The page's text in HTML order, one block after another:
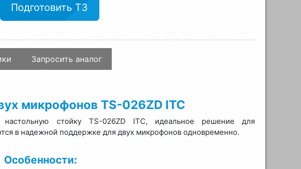
Подготовить ТЗ
Запросить аналог
микрофонов TS-026ZD ITC
стойку TS-026ZD ITC, идеальное решение для
в надежной поддержке для двух микрофонов одновременно.
Особенности: